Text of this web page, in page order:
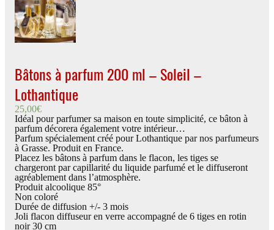
Bâtons à parfum 200 ml – Soleil –
Lothantique
25,00€
Idéal pour parfumer sa maison en toute simplicité, ce bâton à
parfum décorera également votre intérieur…
Parfum spécialement créé pour Lothantique par nos parfumeurs
à Grasse. Produit en France.
Placez les bâtons à parfum dans le flacon, les tiges se
chargeront par capillarité du liquide parfumé et le diffuseront
agréablement dans l’atmosphère.
Produit alcoolique 85°
Non coloré
Durée de diffusion +/- 3 mois
Joli flacon diffuseur en verre accompagné de 6 tiges en rotin
noir 30 cm